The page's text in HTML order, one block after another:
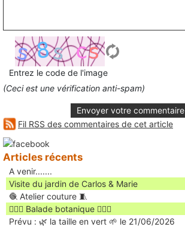
Entrez le code de l'image
(Ceci est une vérification anti-spam)
Envoyer votre commentaire
Fil RSS des commentaires de cet article
Articles récents
A venir.......
Visite du jardin de Carlos & Marie
🧶 Atelier couture 🧵
🚶🏻‍♀️ Balade botanique 🚶🏻‍♂️
Prévu : 🌿 la taille en vert 🌱 le 21/06/2026